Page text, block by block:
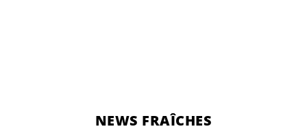
NEWS FRAÎCHES